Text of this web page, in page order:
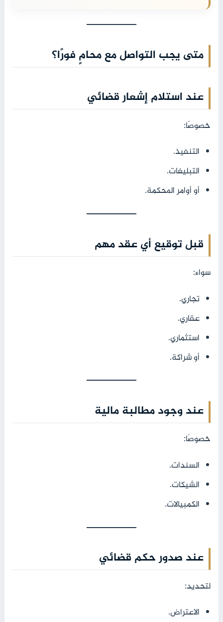
متى يجب التواصل مع محامٍ فورًا؟
عند استلام إشعار قضائي
خصوصًا:
التنفيذ.
التبليغات.
أو أوامر المحكمة.
قبل توقيع أي عقد مهم
سواء:
تجاري.
عقاري.
استثماري.
أو شراكة.
عند وجود مطالبة مالية
خصوصًا:
السندات.
الشيكات.
الكمبيالات.
عند صدور حكم قضائي
لتحديد:
الاعتراض.